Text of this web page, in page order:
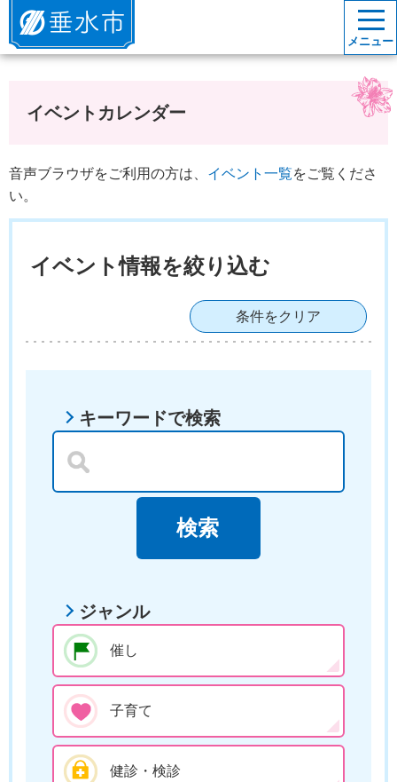
垂水市
メニュー
イベントカレンダー
音声ブラウザをご利用の方は、 イベント一覧をご覧くださ
い。
イベント情報を絞り込む
条件をクリア
キーワードで検索
ジャンル
催し
子育て
健診・検診